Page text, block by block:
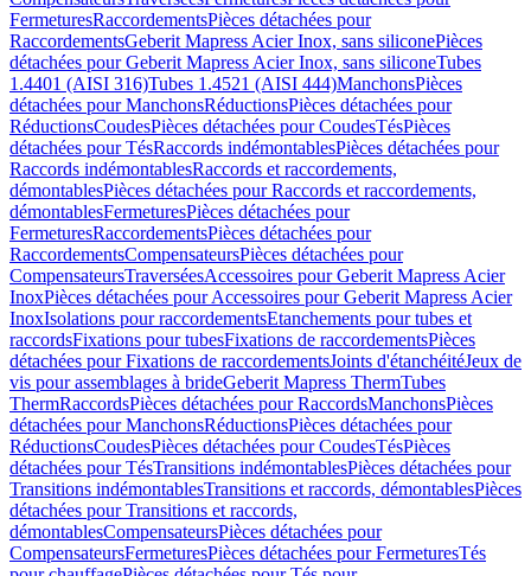
FermeturesRaccordementsPièces détachées pour
RaccordementsGeberit Mapress Acier Inox, sans siliconePièces
détachées pour Geberit Mapress Acier Inox, sans siliconeTubes
1.4401 (AISI 316)Tubes 1.4521 (AISI 444)ManchonsPièces
détachées pour ManchonsRéductionsPièces détachées pour
RéductionsCoudesPièces détachées pour CoudesTésPièces
détachées pour TésRaccords indémontablesPièces détachées pour
Raccords indémontablesRaccords et raccordements,
démontablesPièces détachées pour Raccords et raccordements,
démontablesFermeturesPièces détachées pour
FermeturesRaccordementsPièces détachées pour
RaccordementsCompensateursPièces détachées pour
CompensateursTraverséesAccessoires pour Geberit Mapress Acier
InoxPièces détachées pour Accessoires pour Geberit Mapress Acier
InoxIsolations pour raccordementsEtanchements pour tubes et
raccordsFixations pour tubesFixations de raccordementsPièces
détachées pour Fixations de raccordementsJoints d'étanchéitéJeux de
vis pour assemblages à brideGeberit Mapress ThermTubes
ThermRaccordsPièces détachées pour RaccordsManchonsPièces
détachées pour ManchonsRéductionsPièces détachées pour
RéductionsCoudesPièces détachées pour CoudesTésPièces
détachées pour TésTransitions indémontablesPièces détachées pour
Transitions indémontablesTransitions et raccords, démontablesPièces
détachées pour Transitions et raccords,
démontablesCompensateursPièces détachées pour
CompensateursFermeturesPièces détachées pour FermeturesTés